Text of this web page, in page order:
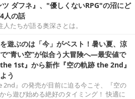
ツ ダフネ』、"優しくないRPG"の沼にど
人の話
たちが語る奥深さとは。
を遊ぶのは「今」がベスト！暑い夏、涼
“青い空”が似合う大冒険へ―最安値で
1st』から新作『空の軌跡 the 2nd』
う
2nd』の発売が目前に迫る今こそ、『空の
ら遊び始める絶好のタイミング！ 快適に